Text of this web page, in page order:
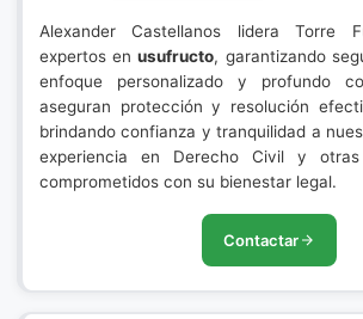
Alexander Castellanos lidera Torre
expertos enusufructo, garantizando
enfoque personalizado y profundo
aseguran protección y resolución
brindando confianza y tranquilidad a
experiencia en Derecho Civil y
comprometidos con su bienestar legal.
Contactar